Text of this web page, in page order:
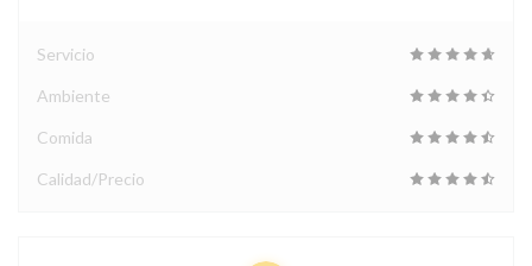
Servicio
Ambiente
Comida
Calidad/Precio